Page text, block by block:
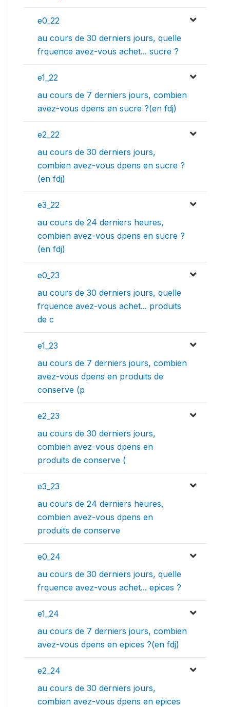
e0_22
au cours de 30 derniers jours, quelle
frquence avez-vous achet... sucre ?
e1_22
au cours de 7 derniers jours, combien
avez-vous dpens en sucre ?(en fdj)
e2_22
au cours de 30 derniers jours,
combien avez-vous dpens en sucre ?
(en fdj)
e3_22
au cours de 24 derniers heures,
combien avez-vous dpens en sucre ?
(en fdj)
e0_23
au cours de 30 derniers jours, quelle
frquence avez-vous achet... produits
de c
e1_23
au cours de 7 derniers jours, combien
avez-vous dpens en produits de
conserve (p
e2_23
au cours de 30 derniers jours,
combien avez-vous dpens en
produits de conserve (
e3_23
au cours de 24 derniers heures,
combien avez-vous dpens en
produits de conserve
e0_24
au cours de 30 derniers jours, quelle
frquence avez-vous achet... epices ?
e1_24
au cours de 7 derniers jours, combien
avez-vous dpens en epices ?(en fdj)
e2_24
au cours de 30 derniers jours,
combien avez-vous dpens en epices